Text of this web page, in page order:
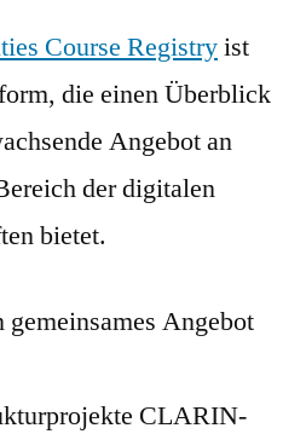
Course Registryist
die einen Überblick
Angebot an
der digitalen
bietet.
Angebot
CLARIN-